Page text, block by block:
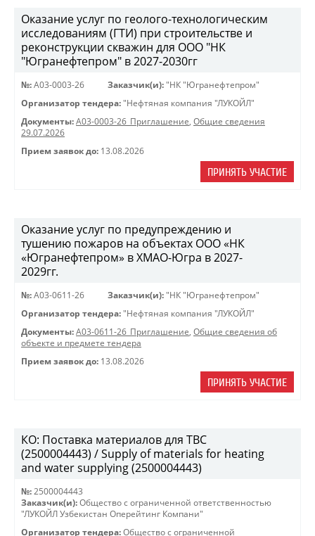
Оказание услуг по геолого-технологическим
исследованиям (ГТИ) при строительстве и
реконструкции скважин для ООО "НК
"Югранефтепром" в 2027-2030гг
№: A03-0003-26 Заказчик(и): "НК "Югранефтепром"
Организатор тендера: "Нефтяная компания "ЛУКОЙЛ"
Документы: A03-0003-26_Приглашение, Общие сведения
29.07.2026
Прием заявок до: 13.08.2026
ПРИНЯТЬ УЧАСТИЕ
Оказание услуг по предупреждению и
тушению пожаров на объектах ООО «НК
«Югранефтепром» в ХМАО-Югра в 2027-
2029гг.
№: A03-0611-26 Заказчик(и): "НК "Югранефтепром"
Организатор тендера: "Нефтяная компания "ЛУКОЙЛ"
Документы: A03-0611-26_Приглашение, Общие сведения об
объекте и предмете тендера
Прием заявок до: 13.08.2026
ПРИНЯТЬ УЧАСТИЕ
КО: Поставка материалов для ТВС
(2500004443) / Supply of materials for heating
and water supplying (2500004443)
№: 2500004443
Заказчик(и): Общество с ограниченной ответственностью
"ЛУКОЙЛ Узбекистан Оперейтинг Компани"
Организатор тендера: Общество с ограниченной